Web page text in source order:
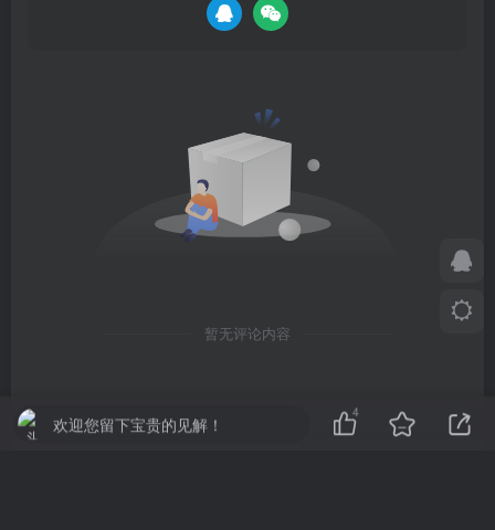
暂无评论内容
欢迎您留下宝贵的见解！
4